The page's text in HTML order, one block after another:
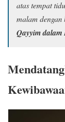
atas tempat
malam dengan
Qayyim